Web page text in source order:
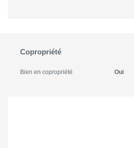
Copropriété
Bien en copropriété Oui